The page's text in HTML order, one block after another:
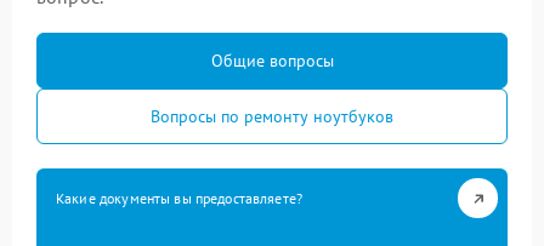
Общие вопросы
Вопросы по ремонту ноутбуков
Какие документы вы предоставляете?